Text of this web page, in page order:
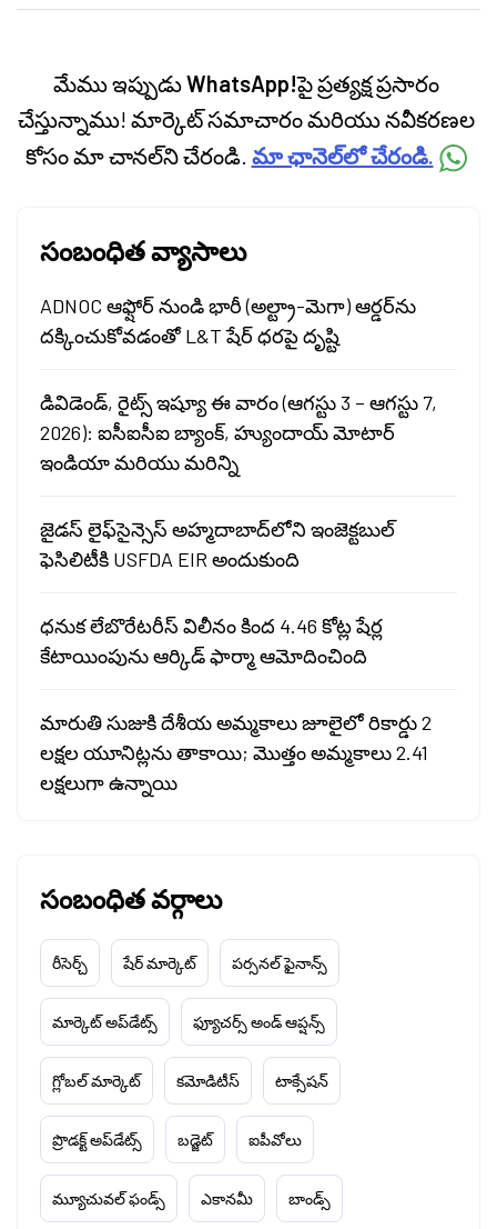
categories.
మేము ఇప్పుడుWhatsApp!పై ప్రత్యక్ష ప్రసారం
చేస్తున్నాము! మార్కెట్ సమాచారం మరియు నవీకరణల
కోసం మా చానల్‌ని చేరండి. మా ఛానెల్‌లో చేరండి.
సంబంధిత వ్యాసాలు
ADNOC ఆఫ్షోర్ నుండి భారీ (అల్ట్రా-మెగా) ఆర్డర్‌ను
దక్కించుకోవడంతో L&T షేర్ ధరపై దృష్టి
డివిడెండ్, రైట్స్ ఇష్యూ ఈ వారం (ఆగస్టు 3 – ఆగస్టు 7,
2026): ఐసీఐసీఐ బ్యాంక్, హ్యుందాయ్ మోటార్
ఇండియా మరియు మరిన్ని
జైడస్ లైఫ్‌సైన్సెస్ అహ్మదాబాద్‌లోని ఇంజెక్టబుల్
ఫెసిలిటీకి USFDA EIR అందుకుంది
ధనుక లేబొరేటరీస్ విలీనం కింద 4.46 కోట్ల షేర్ల
కేటాయింపును ఆర్కిడ్ ఫార్మా ఆమోదించింది
మారుతి సుజుకి దేశీయ అమ్మకాలు జూలైలో రికార్డు 2
లక్షల యూనిట్లను తాకాయి; మొత్తం అమ్మకాలు 2.41
లక్షలుగా ఉన్నాయి
సంబంధిత వర్గాలు
రీసెర్చ్ షేర్ మార్కెట్ పర్సనల్ ఫైనాన్స్
మార్కెట్ అప్‌డేట్స్ ఫ్యూచర్స్ అండ్ ఆప్షన్స్
గ్లోబల్ మార్కెట్ కమోడిటీస్ టాక్సేషన్
ప్రొడక్ట్ అప్‌డేట్స్ బడ్జెట్ ఐపీవోలు
మ్యూచువల్ ఫండ్స్ ఎకానమీ బాండ్స్